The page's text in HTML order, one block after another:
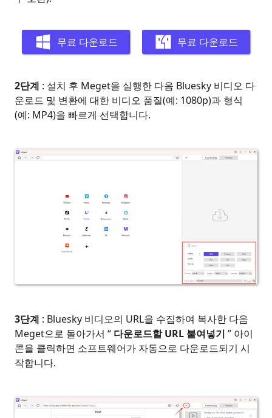
무료 다운로드 무료 다운로드
2단계 : 설치 후 Meget을 실행한 다음 Bluesky 비디오 다
운로드 및 변환에 대한 비디오 품질(예: 1080p)과 형식
(예: MP4)을 빠르게 선택합니다.
3단계 : Bluesky 비디오의 URL을 수집하여 복사한 다음
Meget으로 돌아가서 “ 다운로드할 URL 붙여넣기 ” 아이
콘을 클릭하면 소프트웨어가 자동으로 다운로드되기 시
작합니다.